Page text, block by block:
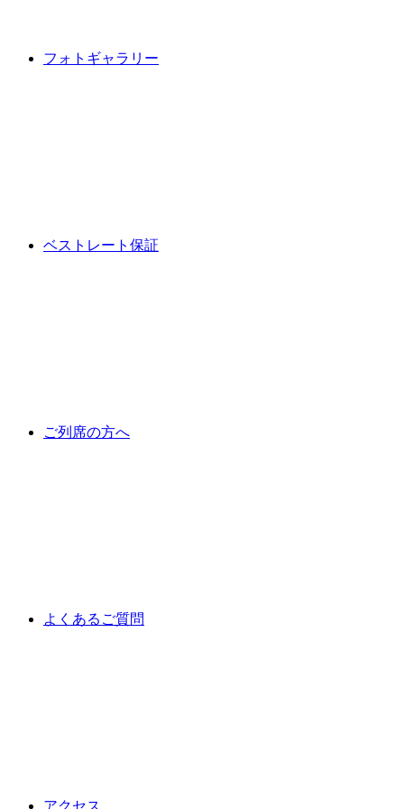
フォトギャラリー
ベストレート保証
ご列席の方へ
よくあるご質問
アクセス